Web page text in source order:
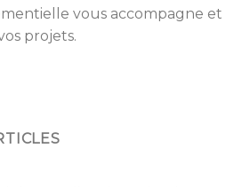
vous accompagne et
projets.